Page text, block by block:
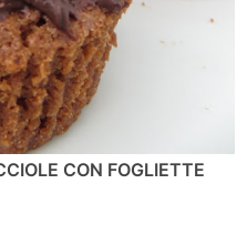
CON FOGLIETTE